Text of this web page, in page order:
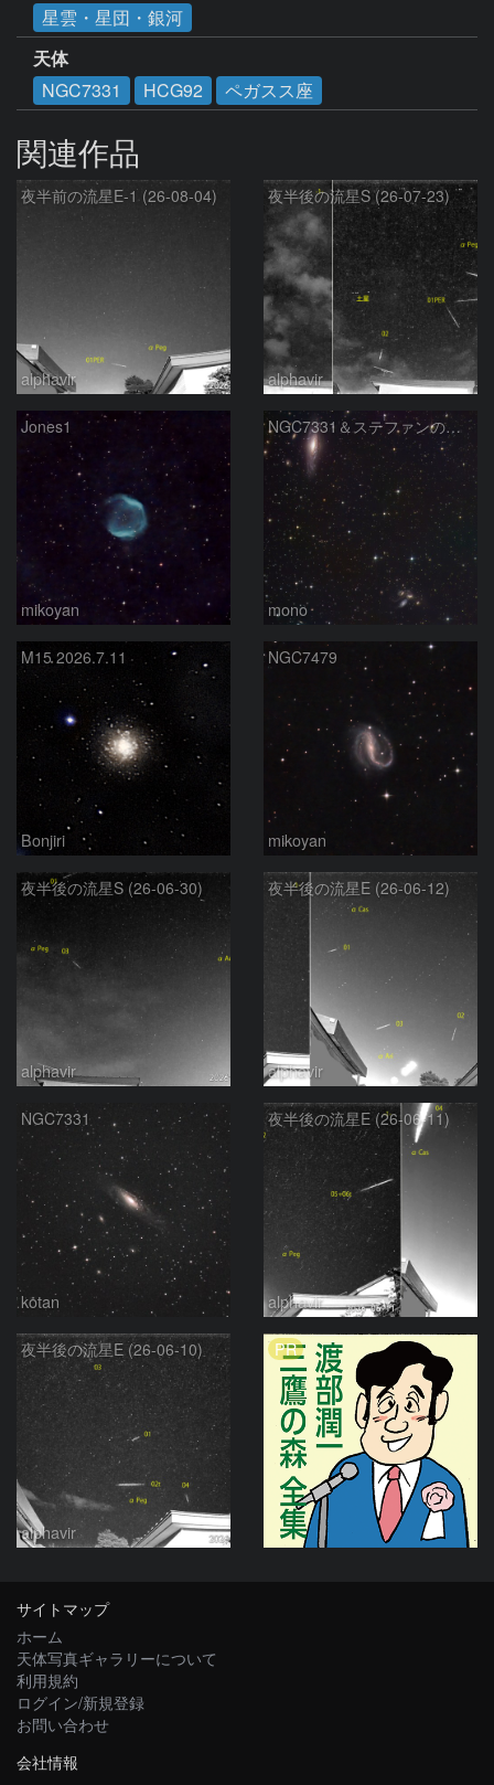
星雲・星団・銀河
天体
NGC7331
HCG92 ペガスス座
関連作品
夜半前の流星E-1 (26-08-04)
alphavir
夜半後の流星S (26-07-23)
alphavir
Jones1
mikoyan
NGC7331＆ステファンの五つ子
mono
M15 2026.7.11
Bonjiri
NGC7479
mikoyan
夜半後の流星S (26-06-30)
alphavir
夜半後の流星E (26-06-12)
alphavir
NGC7331
kotan
夜半後の流星E (26-06-11)
alphavir
夜半後の流星E (26-06-10)
alphavir
PR
サイトマップ
ホーム
天体写真ギャラリーについて
利用規約
ログイン/新規登録
お問い合わせ
会社情報